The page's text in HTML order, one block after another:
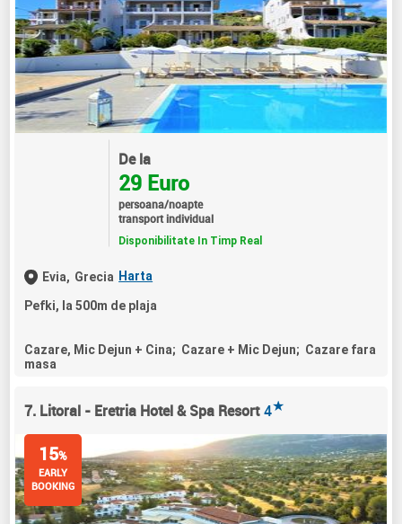
De la
29 Euro
persoana/noapte
transport individual
Disponibilitate In Timp Real
Evia, Grecia Harta
Pefki, la 500m de plaja
Cazare, Mic Dejun + Cina; Cazare + Mic Dejun; Cazare fara
masa
7. Litoral - Eretria Hotel & Spa Resort 4★
15%
EARLY
BOOKING